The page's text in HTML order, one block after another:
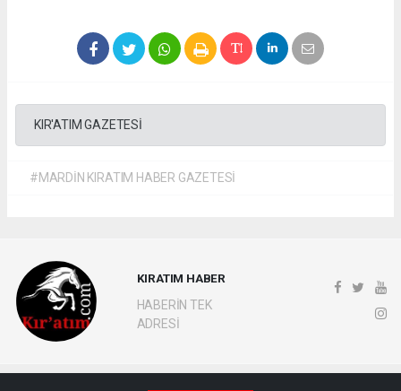
KIR'ATIM GAZETESİ
#MARDİN KIRATIM HABER GAZETESİ
KIRATIM HABER
HABERİN TEK
ADRESİ